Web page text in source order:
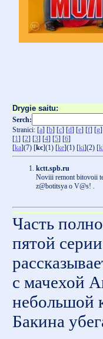
Drygie saitu:
Serch:
Stranici: [a] [b] [c] [d] [e] [f] [g
[1] [2] [3] [4] [5] [6]
[ka](7) [kc](1) [ke](1) [ki](2) [
kctt.spb.ru
Noviii remont bitovoii
z@botitsya o V@s! .
Часть
пятой
с мачехой
небольшой
Бакина